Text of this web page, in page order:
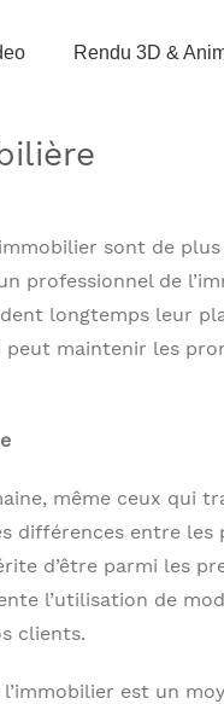
Rendu 3D &
sont de
professionnel de
longtemps leur
maintenir les
même ceux qui
différences entre
d’être parmi les
l’utilisation de
clients.
est un